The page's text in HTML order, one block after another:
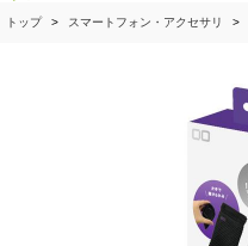
トップ スマートフォン・アクセサリ